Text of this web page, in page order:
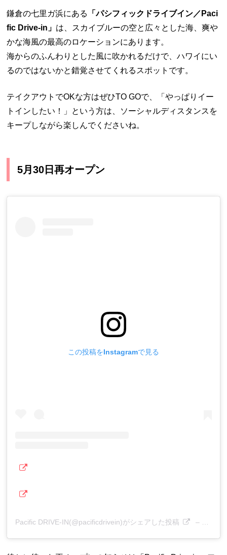
鎌倉の七里ガ浜にある
「パシフィックドライブイン／Paci
fic Drive-in」 は、スカイブルーの空と広々とした海、爽や
かな海風の最高のロケーションにあります。
海からのふんわりとした風に吹かれるだけで、ハワイにい
るのではないかと錯覚させてくれるスポットです。
テイクアウトでOKな方はぜひTO GOで、「やっぱりイー
トインしたい！」という方は、ソーシャルディスタンスを
キープしながら楽しんでくださいね。
5月30日再オープン
この投稿をInstagramで見る
Pacific DRIVE-IN(@pacificdrivein)がシェアした投稿 – 2019